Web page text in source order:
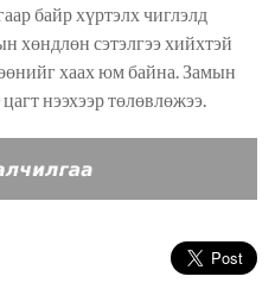
байр хүртэлх чиглэлд
хөндлөн сэтэлгээ хийхтэй
хаах юм байна. Замын
нээхээр төлөвлөжээ.